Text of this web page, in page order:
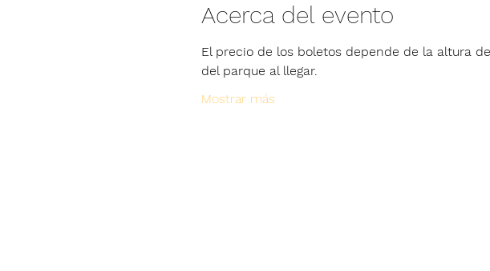
Acerca del evento
El precio de los boletos depende de la altura
del parque al llegar.
Mostrar más